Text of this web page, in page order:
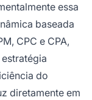
essa
baseada
CPC e CPA,
do
diretamente em